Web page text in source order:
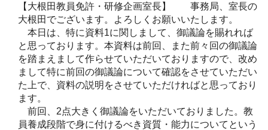
【大根田教員免許・研修企画室長】 事務局、室長の
大根田でございます。よろしくお願いいたします。
本日は、特に資料1に関しまして、御議論を賜れれば
と思っております。本資料は前回、また前々回の御議論
を踏まえまして作らせていただいておりますので、改め
まして特に前回の御議論について確認をさせていただい
た上で、資料の説明をさせていただければと思っており
ます。
前回、2点大きく御議論をいただいておりました。教
員養成段階で身に付けるべき資質・能力についてという